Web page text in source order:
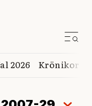
2026 Krönikor